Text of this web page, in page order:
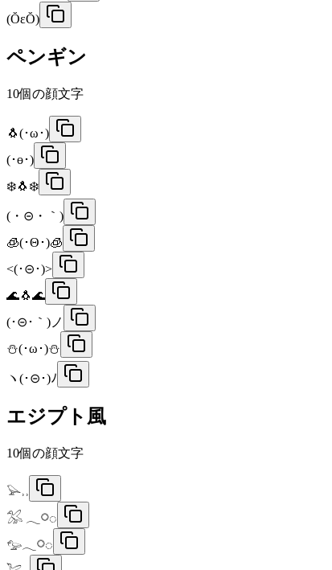
(ŎεŎ)
ペンギン
10個の顔文字
🐧(･ω･)
(･ө･)
❄️🐧❄️
(・⊝・｀)
🧊(･Θ･)🧊
<(･⊝･)>
🌊🐧🌊
(･⊝･｀)ノ
⛄(･ω･)⛄
ヽ(･⊝･)ﾉ
エジプト風
10個の顔文字
𓅪˒˒
𓅮 𓂃𓋪◌
𓅰𓂃𓋪◌